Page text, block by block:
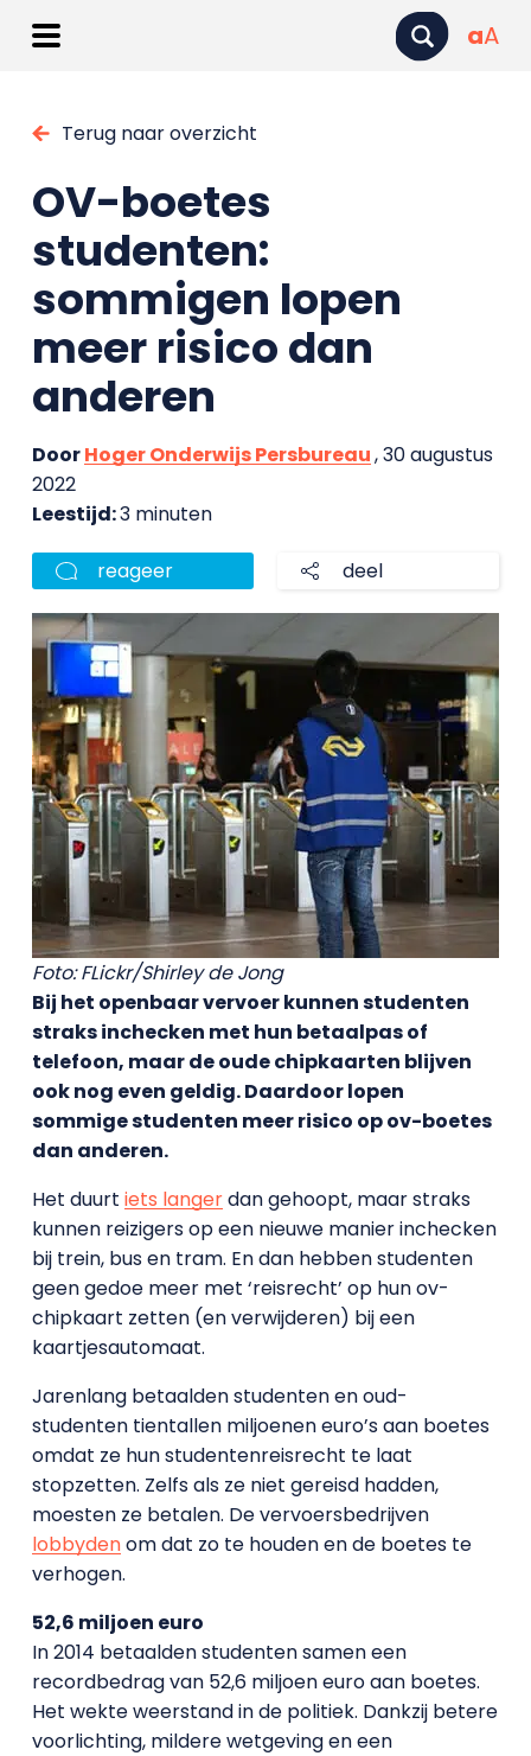
aA
Terug naar overzicht
OV-boetes
studenten:
sommigen lopen
meer risico dan
anderen
DoorHoger Onderwijs Persbureau, 30 augustus
2022
Leestijd:3 minuten
reageer deel
Foto: FLickr/Shirley de Jong
Bij het openbaar vervoer kunnen studenten
straks inchecken met hun betaalpas of
telefoon, maar de oude chipkaarten blijven
ook nog even geldig. Daardoor lopen
sommige studenten meerrisico op ov-boetes
dan anderen.
Het duurt iets langerdan gehoopt, maar straks
kunnen reizigers op een nieuwe manier inchecken
bij trein, bus en tram. En dan hebben studenten
geen gedoe meer met ‘reisrecht’ op hun ov-
chipkaart zetten (en verwijderen) bij een
kaartjesautomaat.
Jarenlang betaalden studenten en oud-
studenten tientallen miljoenen euro’s aan boetes
omdat ze hun studentenreisrecht te laat
stopzetten. Zelfs als ze niet gereisd hadden,
moesten ze betalen. De vervoersbedrijven
lobbydenom dat zo te houden en de boetes te
verhogen.
52,6 miljoen euro
In 2014 betaalden studenten samen een
recordbedrag van 52,6 miljoen euro aan boetes.
Het wekte weerstand in de politiek. Dankzij betere
voorlichting, mildere wetgeving en een